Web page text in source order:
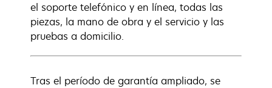
el soporte telefónico y en línea, todas las
piezas, la mano de obra y el servicio y las
pruebas a domicilio.
Tras el período de garantía ampliado, se